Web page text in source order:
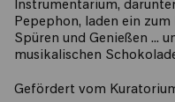
Instrumentarium,
Pepephon, laden ein zum
Spüren und Genießen ...
musikalischen
Gefördert vom